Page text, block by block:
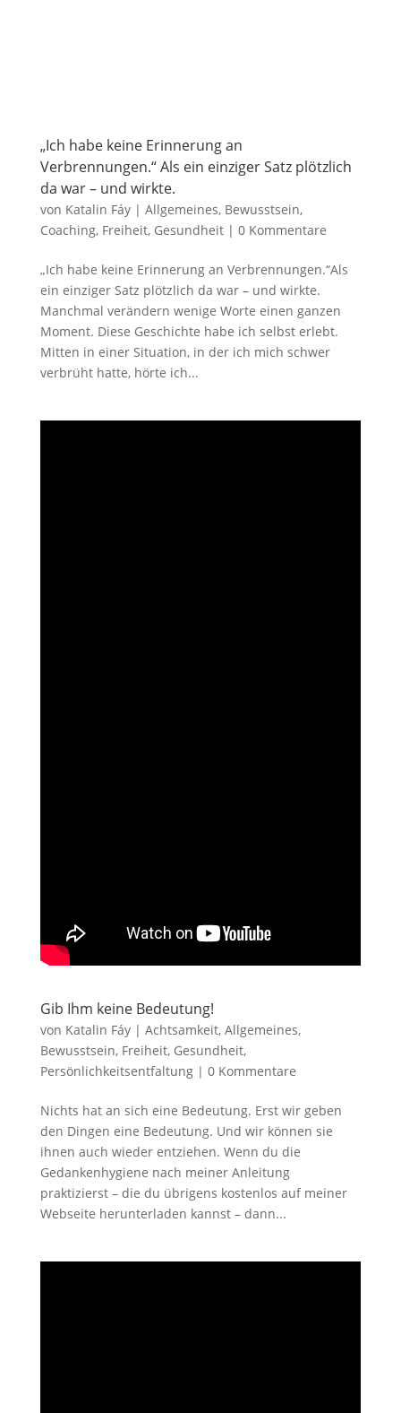
„Ich habe keine Erinnerung an
Verbrennungen.“ Als ein einziger Satz plötzlich
da war – und wirkte.
von Katalin Fáy| Allgemeines, Bewusstsein,
Coaching, Freiheit, Gesundheit| 0 Kommentare
„Ich habe keine Erinnerung an Verbrennungen.“Als
ein einziger Satz plötzlich da war – und wirkte.
Manchmal verändern wenige Worte einen ganzen
Moment. Diese Geschichte habe ich selbst erlebt.
Mitten in einer Situation, in der ich mich schwer
verbrüht hatte, hörte ich...
Gib Ihm keine Bedeutung!
von Katalin Fáy| Achtsamkeit, Allgemeines,
Bewusstsein, Freiheit, Gesundheit,
Persönlichkeitsentfaltung| 0 Kommentare
Nichts hat an sich eine Bedeutung. Erst wir geben
den Dingen eine Bedeutung. Und wir können sie
ihnen auch wieder entziehen. Wenn du die
Gedankenhygiene nach meiner Anleitung
praktizierst – die du übrigens kostenlos auf meiner
Webseite herunterladen kannst – dann...